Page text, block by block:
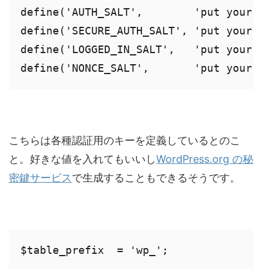
define('AUTH_SALT',        'put your
define('SECURE_AUTH_SALT', 'put
define('LOGGED_IN_SALT',   'put
define('NONCE_SALT',       'put your
こちらは各種認証用のキーを定義しているとのこ
と。好きな値を入れてもいいしWordPress.org の秘
密鍵サービスで生成することもできるそうです。
$table_prefix  = 'wp_';